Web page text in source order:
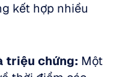
kết hợp nhiều
triệu chứng: Một